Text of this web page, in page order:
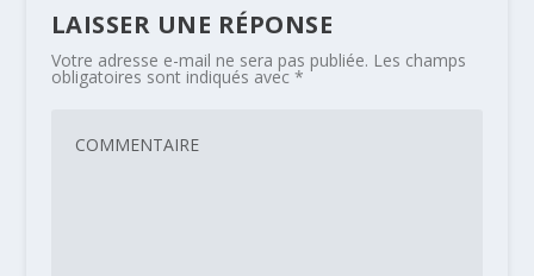
LAISSER UNE RÉPONSE
Votre adresse e-mail ne sera pas publiée. Les champs
obligatoires sont indiqués avec *